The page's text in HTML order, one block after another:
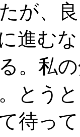
が、
進む
。私
とう
待っ